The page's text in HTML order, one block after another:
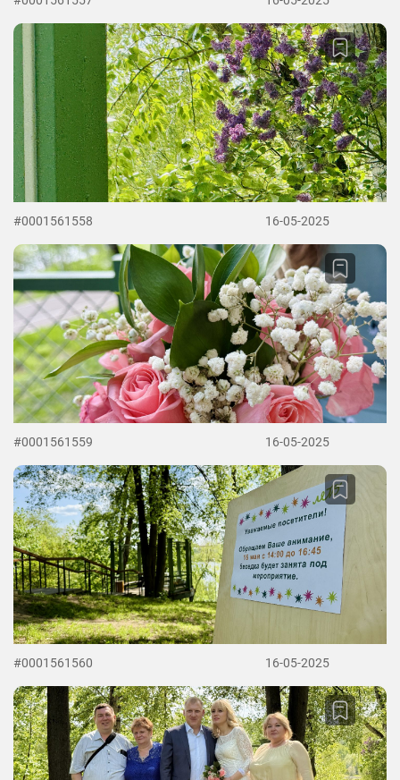
#0001561558 16-05-2025
#0001561559 16-05-2025
#0001561560 16-05-2025